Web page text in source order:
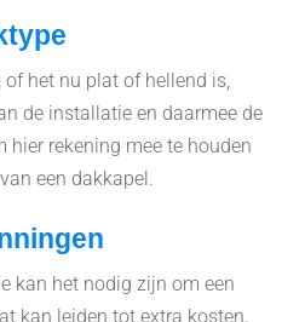
het nu plat of hellend is,
de installatie en daarmee de
hier rekening mee te houden
een dakkapel.
kan het nodig zijn om een
kan leiden tot extra kosten.